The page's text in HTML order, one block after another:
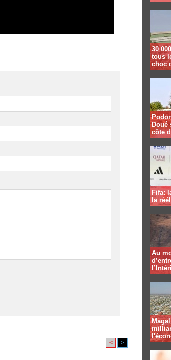
< >
30
tous
choc
Doué
côte
Fifa:
la
Au